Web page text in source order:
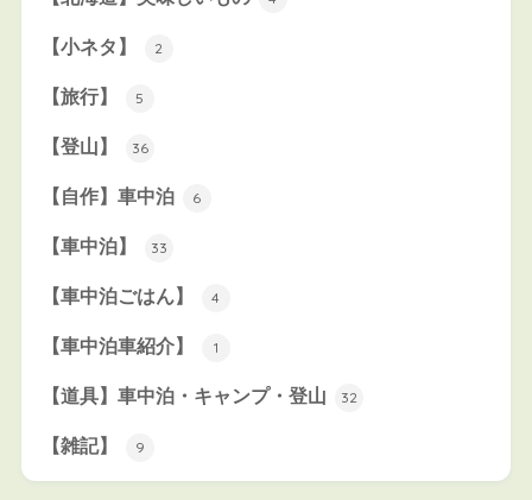
【小ネタ】 2
【旅行】 5
【登山】 36
【自作】車中泊 6
【車中泊】 33
【車中泊ごはん】 4
【車中泊車紹介】 1
【道具】車中泊・キャンプ・登山 32
【雑記】 9